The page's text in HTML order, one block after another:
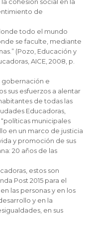
cohesión social en la
de
todo el mundo
se faculte, mediante
(Pozo, Educación y
AICE, 2008, p.
gobernación e
sus esfuerzos a alentar
de todas las
Educadoras,
municipales
en un marco de justicia
y promoción de sus
20 años de las
estos son
Post 2015 para el
las personas y en los
y en la
en sus